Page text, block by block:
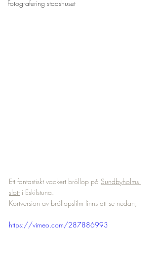
Fotografering stadshuset
Ett fantastiskt vackert bröllop på Sundbyholms
slott i Eskilstuna.
Kortversion av bröllopsfilm finns att se nedan;
https://vimeo.com/287886993